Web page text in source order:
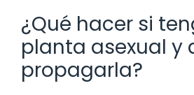
¿Qué hacer si
planta asexual y
propagarla?